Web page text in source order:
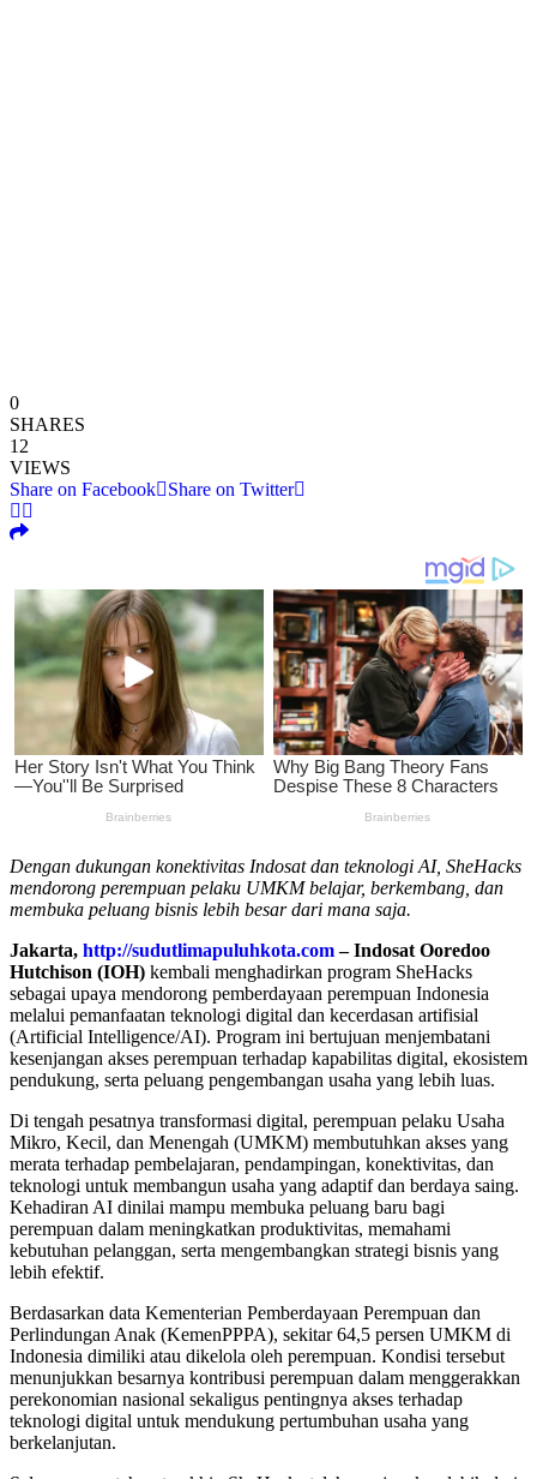
0
SHARES
12
VIEWS
Share on Facebook
Share on Twitter
Dengan dukungan konektivitas Indosat dan teknologi AI, SheHacks
mendorong perempuan pelaku UMKM belajar, berkembang, dan
membuka peluang bisnis lebih besar dari mana saja.
Jakarta, http://sudutlimapuluhkota.com– Indosat Ooredoo
Hutchison (IOH) kembali menghadirkan program SheHacks
sebagai upaya mendorong pemberdayaan perempuan Indonesia
melalui pemanfaatan teknologi digital dan kecerdasan artifisial
(Artificial Intelligence/AI). Program ini bertujuan menjembatani
kesenjangan akses perempuan terhadap kapabilitas digital, ekosistem
pendukung, serta peluang pengembangan usaha yang lebih luas.
Di tengah pesatnya transformasi digital, perempuan pelaku Usaha
Mikro, Kecil, dan Menengah (UMKM) membutuhkan akses yang
merata terhadap pembelajaran, pendampingan, konektivitas, dan
teknologi untuk membangun usaha yang adaptif dan berdaya saing.
Kehadiran AI dinilai mampu membuka peluang baru bagi
perempuan dalam meningkatkan produktivitas, memahami
kebutuhan pelanggan, serta mengembangkan strategi bisnis yang
lebih efektif.
Berdasarkan data Kementerian Pemberdayaan Perempuan dan
Perlindungan Anak (KemenPPPA), sekitar 64,5 persen UMKM di
Indonesia dimiliki atau dikelola oleh perempuan. Kondisi tersebut
menunjukkan besarnya kontribusi perempuan dalam menggerakkan
perekonomian nasional sekaligus pentingnya akses terhadap
teknologi digital untuk mendukung pertumbuhan usaha yang
berkelanjutan.